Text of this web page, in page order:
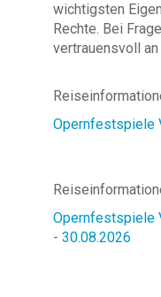
wichtigsten
Rechte. Bei
vertrauensvoll
Opernfestspiele
Opernfestspiele
- 30.08.2026